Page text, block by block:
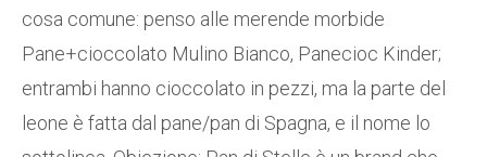
cosa comune: penso alle merende morbide
Pane+cioccolato Mulino Bianco, Panecioc Kinder;
entrambi hanno cioccolato in pezzi, ma la parte del
leone è fatta dal pane/pan di Spagna, e il nome lo